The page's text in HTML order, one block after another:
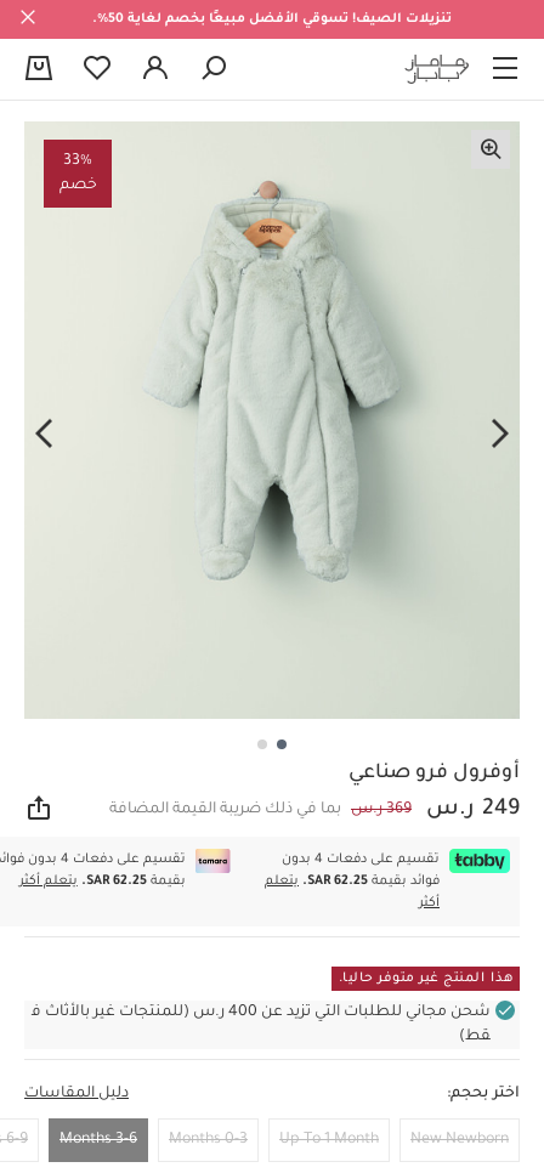
تنزيلات الصيف! تسوقي الأفضل مبيعًا بخصم لغاية 50%.
33%
خصم
أوفرول فرو صناعي
249 ر.س 369 ر.س بما في ذلك ضريبة القيمة المضافة
تقسيم على دفعات 4 بدون
فوائد بقيمة SAR 62.25.
يتعلم
أكثر
تقسيم على دفعات 4 بدون
بقيمةSAR 62.25. يتعلم أكثر
هذا المنتج غير متوفر حاليا.
شحن مجاني للطلبات التي تزيد عن 400 ر.س (للمنتجات غير بالأثاث ف
قط)
اختر بحجم: دليل المقاسات
New Newborn
Up To 1 Month
0-3 Months
3-6 Months
6-9 Months